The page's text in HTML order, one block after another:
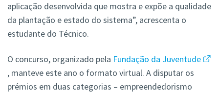
aplicação desenvolvida que mostra e expõe a qualidade
da plantação e estado do sistema”, acrescenta o
estudante do Técnico.
O concurso, organizado pela Fundação da Juventude
, manteve este ano o formato virtual. A disputar os
prémios em duas categorias – empreendedorismo